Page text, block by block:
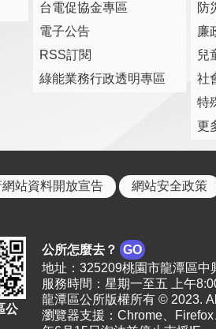
台電促協金專區
電子公告
RSS訂閱
綠能業務行政透明專區
防
廉
兒
社
特
更
站資料開放宣告 網站安全政策
公
公所怎麼去？
GO
地址：325209桃園市龍潭區
服務時間：星期一至五 上午
龍潭區公所版權所有 © 2023.
瀏覽器支援：Chrome、